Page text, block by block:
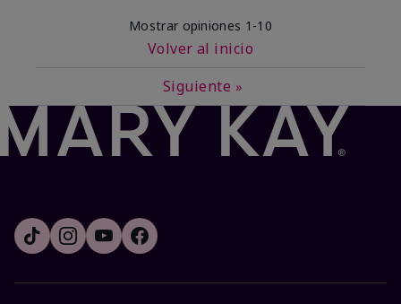
Mostrar opiniones 1-10
Volver al inicio
Siguiente »